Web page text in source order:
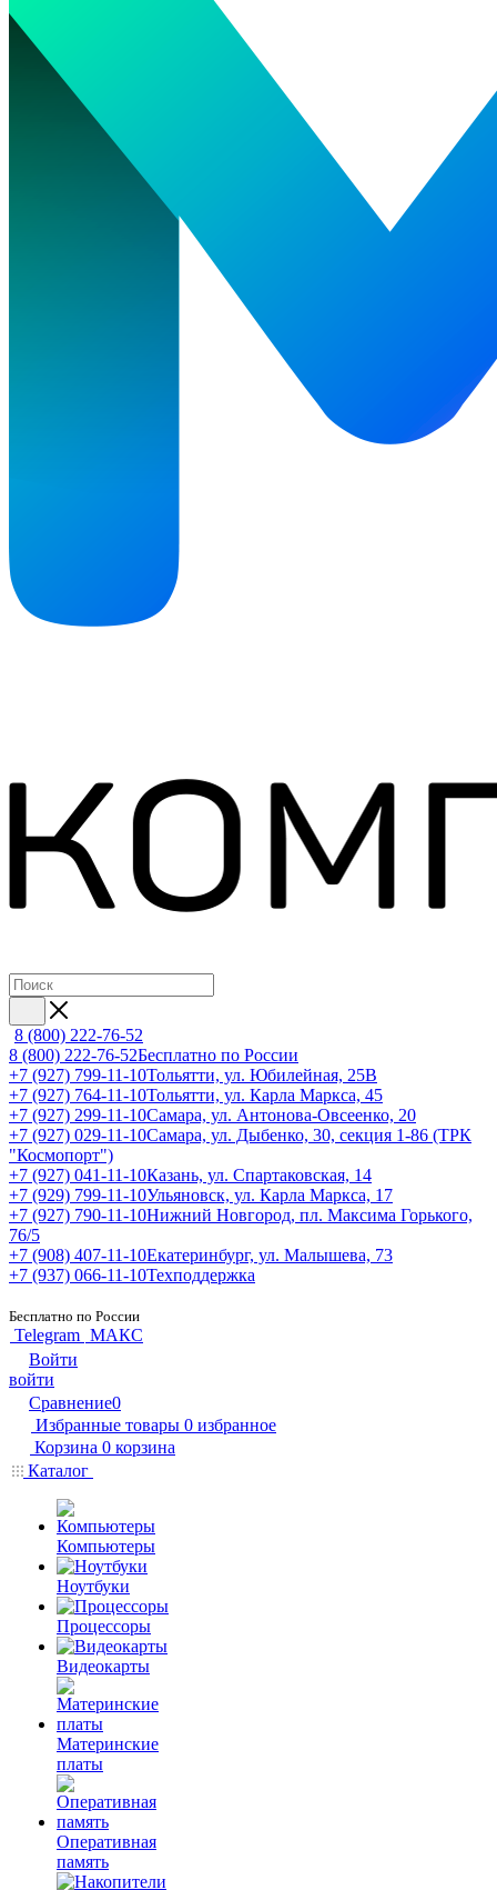
8 (800) 222-76-52
8 (800) 222-76-52Бесплатно по России
+7 (927) 799-11-10Тольятти, ул. Юбилейная, 25В
+7 (927) 764-11-10Тольятти, ул. Карла Маркса, 45
+7 (927) 299-11-10Самара, ул. Антонова-Овсеенко, 20
+7 (927) 029-11-10Самара, ул. Дыбенко, 30, секция 1-86 (ТРК
"Космопорт")
+7 (927) 041-11-10Казань, ул. Спартаковская, 14
+7 (929) 799-11-10Ульяновск, ул. Карла Маркса, 17
+7 (927) 790-11-10Нижний Новгород, пл. Максима Горького,
76/5
+7 (908) 407-11-10Екатеринбург, ул. Малышева, 73
+7 (937) 066-11-10Техподдержка
Бесплатно по России
Telegram МАКС
Войти
войти
Сравнение0
Избранные товары 0 избранное
Корзина 0 корзина
Каталог
Компьютеры
Ноутбуки
Процессоры
Видеокарты
Материнские
платы
Оперативная
память